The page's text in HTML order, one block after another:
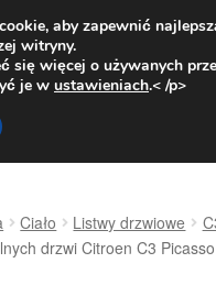
DOSTAWA od 31 zł
9:00-16:00800 003
Ciało Listwy drzwiowe
drzwi Citroen C3
aby zapewnić
witryny.
się więcej o używanych
je w ustawieniach.< /p>